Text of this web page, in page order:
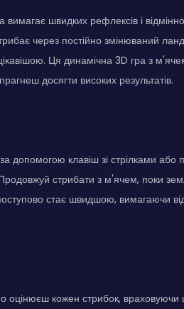
швидких рефлексів і
через постійно змінюваний
Ця динамічна 3D гра з
досягти високих результатів.
допомогою клавіш зі стрілками
стрибати з м'ячем, поки
стає швидшою, вимагаючи
оцінюєш кожен стрибок, враховуючи